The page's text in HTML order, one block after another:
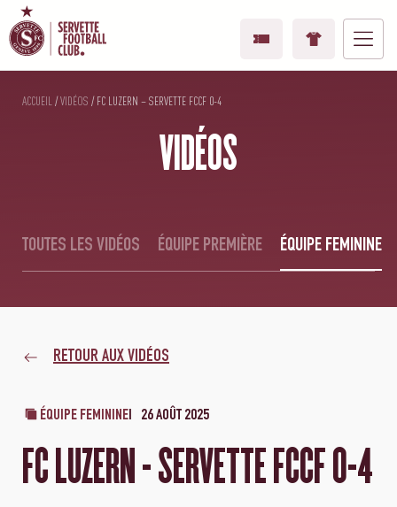
ACCUEIL /VIDÉOS /FC LUZERN – SERVETTE FCCF 0-4
VIDÉOS
TOUTES LES VIDÉOS ÉQUIPE PREMIÈRE ÉQUIPE FEMININE
RETOUR AUX VIDÉOS
ÉQUIPE FEMININE 26 AOÛT 2025
FC LUZERN - SERVETTE FCCF 0-4